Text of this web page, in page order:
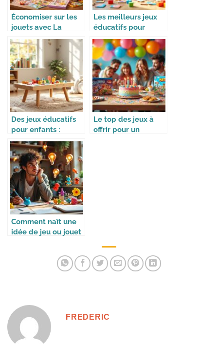
Économiser sur les
jouets avec La
Librairie du Jouet et
achats malins pour
Noël et
anniversaires
Les meilleurs jeux
éducatifs pour
enfants
Des jeux éducatifs
pour enfants :
apprendre en
s’amusant
Le top des jeux à
offrir pour un
Comment naît une
idée de jeu ou jouet
FREDERIC